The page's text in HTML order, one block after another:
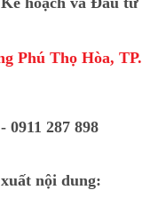
Phú Thọ Hòa, TP.
0911 287 898
nội dung: